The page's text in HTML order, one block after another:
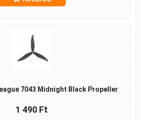
7043 Midnight Black Propeller
1 490 Ft